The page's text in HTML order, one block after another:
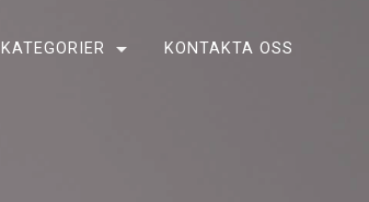
KATEGORIER KONTAKTA OSS